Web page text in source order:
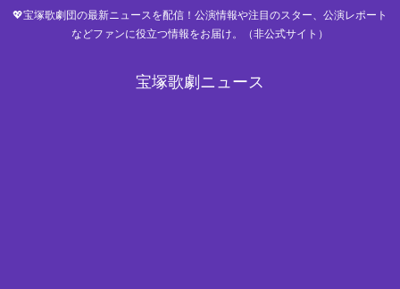
💖宝塚歌劇団の最新ニュースを配信！公演情報や注目のスター、公演レポート
などファンに役立つ情報をお届け。（非公式サイト）
宝塚歌劇ニュース